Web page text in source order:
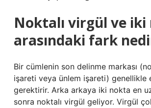
Noktalı virgül ve
arasındaki fark
Bir cümlenin son delinme markası
işareti veya ünlem işareti) genellikle
gerektirir. Arka arkaya iki nokta en
sonra noktalı virgül geliyor. Virgül